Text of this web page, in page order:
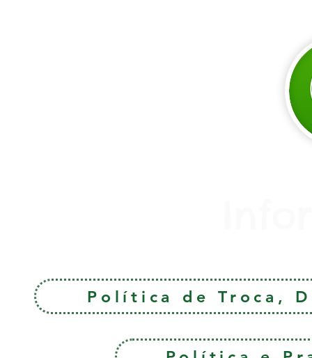
Política de Troca,